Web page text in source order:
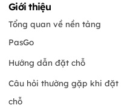
Giới thiệu
Tổng quan về nền tảng
PasGo
Hướng dẫn đặt chỗ
Câu hỏi thường gặp khi đặt
chỗ